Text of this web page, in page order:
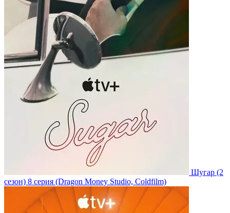
Шугар (2
сезон) 8 серия (Dragon Money Studio, Coldfilm)